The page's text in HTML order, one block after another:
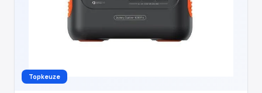
Topkeuze